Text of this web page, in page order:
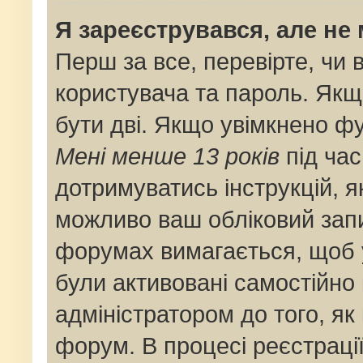
Я зареєструвався, але
Перш за все, перевірте, чи
користувача та пароль.
бути дві. Якщо увімкнено
Мені менше 13 років під
дотримуватись інструкцій,
можливо ваш обліковий
форумах вимагається, щоб
були активовані
адміністратором до того,
форум. В процесі